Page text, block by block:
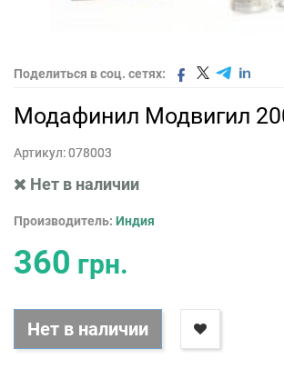
Поделиться в соц. сетях:
Модафинил Модвигил
Артикул:078003
Нет в наличии
Производитель: Индия
360 грн.
Нет в наличии